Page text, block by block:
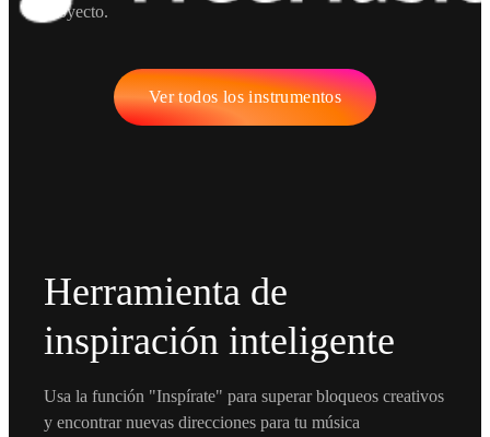
proyecto.
Ver todos los instrumentos
Herramienta de
inspiración inteligente
Usa la función "Inspírate" para superar bloqueos creativos
y encontrar nuevas direcciones para tu música